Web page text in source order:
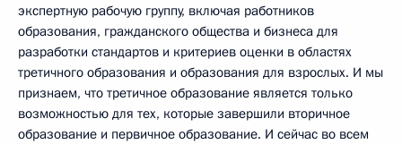
экспертную рабочую группу, включая работников
образования, гражданского общества и бизнеса для
разработки стандартов и критериев оценки в областях
третичного образования и образования для взрослых. И мы
признаем, что третичное образование является только
возможностью для тех, которые завершили вторичное
образование и первичное образование. И сейчас во всем